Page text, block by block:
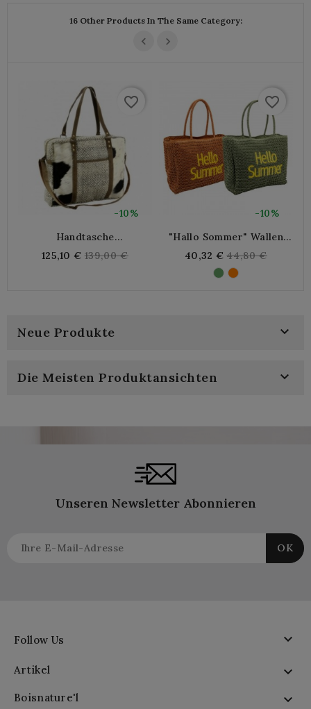
16 Other Products In The Same Category:
-10%
favorite_border
Handtasche
Rindsleder
125,10 € Regular
139,00 €
-10%
favorite_border
"Hallo Sommer" Wallen
Polyesterfutter, Taschen
Mit Reißverschlusstaschen
40,32 € Regular
price
44,80 €
Neue Produkte 
Die Meisten Produktansichten 
Unseren Newsletter Abonnieren
Follow Us 
Artikel 
Boisnature'l 